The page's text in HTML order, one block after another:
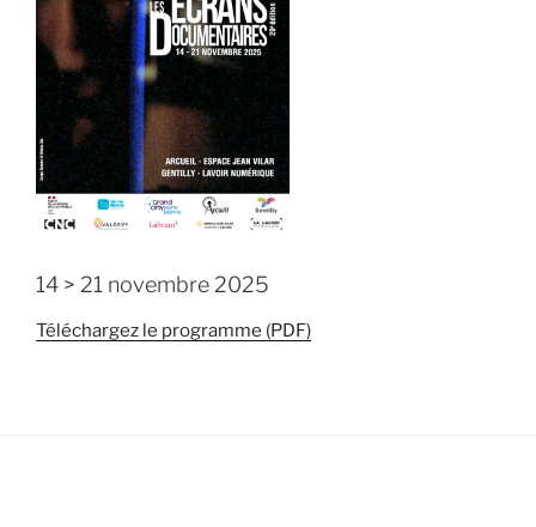
14 > 21 novembre 2025
Téléchargez le programme (PDF)